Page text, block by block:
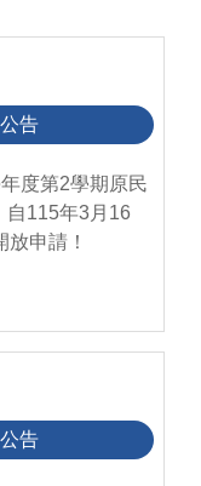
公告
度第2學期原民
自115年3月16
放申請！
公告